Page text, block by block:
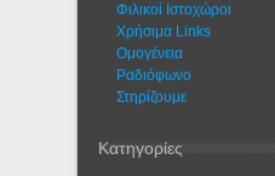
Φιλικοί Ιστοχώροι
Χρήσιμα Links
Ομογένεια
Ραδιόφωνο
Στηρίζουμε
Κατηγορίες